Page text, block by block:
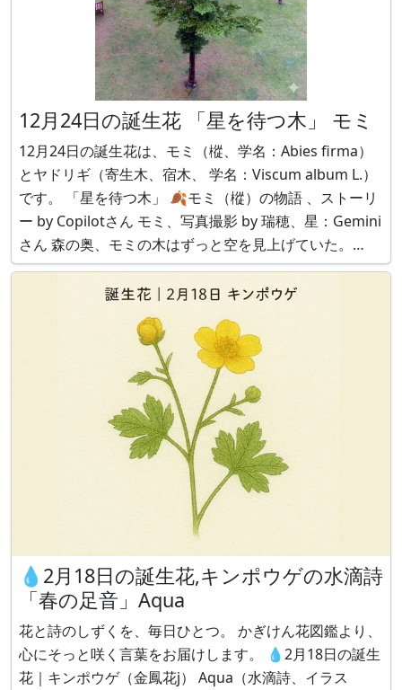
12月24日の誕生花 「星を待つ木」 モミ
12月24日の誕生花は、モミ（樅、学名：Abies firma）
とヤドリギ（寄生木、宿木、 学名：Viscum album L.）
です。 「星を待つ木」 🍂モミ（樅）の物語 、ストーリ
ー by Copilotさん モミ、写真撮影 by 瑞穂、星：Gemini
さん 森の奥、モミの木はずっと空を見上げていた。
「どうしてそんなに背伸びしてるの？」と、リスが聞い
た。 モミは静かに答えた。
💧2月18日の誕生花,キンポウゲの水滴詩
「春の足音」Aqua
花と詩のしずくを、毎日ひとつ。 かぎけん花図鑑より、
心にそっと咲く言葉をお届けします。 💧2月18日の誕生
花｜キンポウゲ（金鳳花j） Aqua（水滴詩、イラス